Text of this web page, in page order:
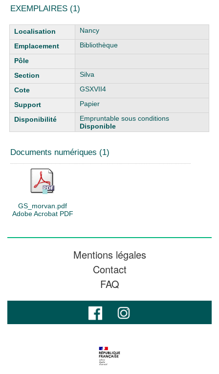
EXEMPLAIRES (1)
Liste des exemplaires
Nancy
Bibliothèque
Silva
GSXVII4
Papier
Empruntable sous conditions
Disponible
Documents numériques (1)
GS_morvan.pdf
Adobe Acrobat PDF
Mentions légales
Contact
FAQ